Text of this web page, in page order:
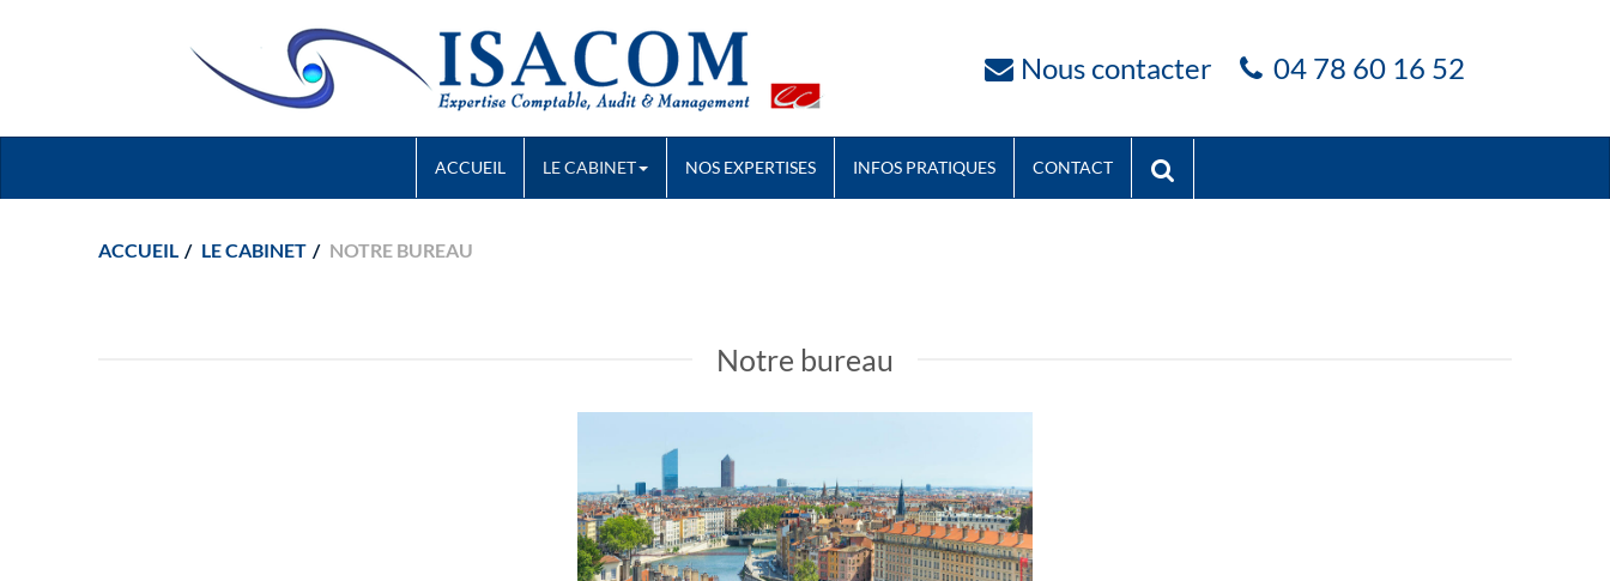
Nous contacter 04 78 60 16 52
ACCUEIL LE CABINET NOS EXPERTISES INFOS PRATIQUES CONTACT
ACCUEIL LE CABINET NOTRE BUREAU
Notre bureau